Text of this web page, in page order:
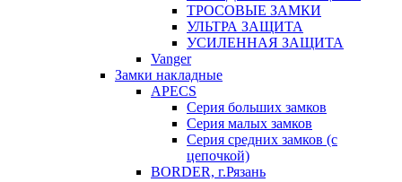
ТРОСОВЫЕ ЗАМКИ
УЛЬТРА ЗАЩИТА
УСИЛЕННАЯ ЗАЩИТА
Vanger
Замки накладные
APECS
Серия больших замков
Серия малых замков
Серия средних замков (с
цепочкой)
BORDER, г.Рязань